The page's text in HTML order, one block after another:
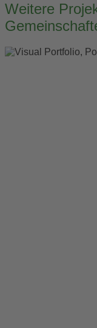
Weitere